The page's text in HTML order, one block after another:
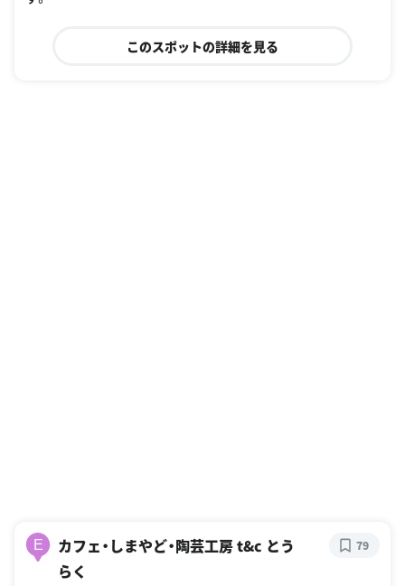
このスポットの詳細を見る
E
カフェ・しまやど・陶芸工房 t&c とう
らく
79